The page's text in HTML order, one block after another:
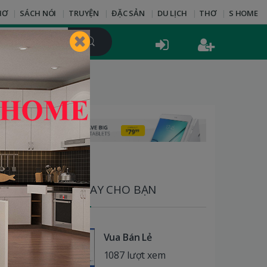
SÁCH NÓI TRUYỆN ĐẶC SẢN DU LỊCH THƠ S HOME
SÁCH HAY CHO BẠN
Vua Bán Lẻ
1087 lượt xem